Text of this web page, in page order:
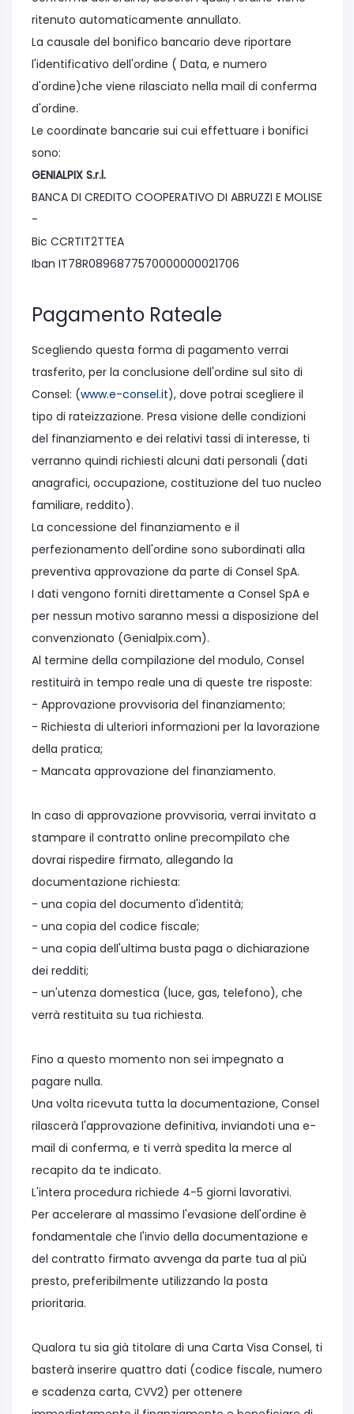
ritenuto automaticamente annullato.
La causale del bonifico bancario deve riportare
l'identificativo dell'ordine ( Data, e numero
d'ordine)che viene rilasciato nella mail di conferma
d'ordine.
Le coordinate bancarie sui cui effettuare i bonifici
sono:
GENIALPIX S.r.l.
BANCA DI CREDITO COOPERATIVO DI ABRUZZI E MOLISE
-
Bic CCRTIT2TTEA
Iban IT78R0896877570000000021706
Pagamento Rateale
Scegliendo questa forma di pagamento verrai
trasferito, per la conclusione dell'ordine sul sito di
Consel: (www.e-consel.it), dove potrai scegliere il
tipo di rateizzazione. Presa visione delle condizioni
del finanziamento e dei relativi tassi di interesse, ti
verranno quindi richiesti alcuni dati personali (dati
anagrafici, occupazione, costituzione del tuo nucleo
familiare, reddito).
La concessione del finanziamento e il
perfezionamento dell'ordine sono subordinati alla
preventiva approvazione da parte di Consel SpA.
I dati vengono forniti direttamente a Consel SpA e
per nessun motivo saranno messi a disposizione del
convenzionato (Genialpix.com).
Al termine della compilazione del modulo, Consel
restituirà in tempo reale una di queste tre risposte:
- Approvazione provvisoria del finanziamento;
- Richiesta di ulteriori informazioni per la lavorazione
della pratica;
- Mancata approvazione del finanziamento.
In caso di approvazione provvisoria, verrai invitato a
stampare il contratto online precompilato che
dovrai rispedire firmato, allegando la
documentazione richiesta:
- una copia del documento d'identità;
- una copia del codice fiscale;
- una copia dell'ultima busta paga o dichiarazione
dei redditi;
- un'utenza domestica (luce, gas, telefono), che
verrà restituita su tua richiesta.
Fino a questo momento non sei impegnato a
pagare nulla.
Una volta ricevuta tutta la documentazione, Consel
rilascerà l'approvazione definitiva, inviandoti una e-
mail di conferma, e ti verrà spedita la merce al
recapito da te indicato.
L'intera procedura richiede 4-5 giorni lavorativi.
Per accelerare al massimo l'evasione dell'ordine è
fondamentale che l'invio della documentazione e
del contratto firmato avvenga da parte tua al più
presto, preferibilmente utilizzando la posta
prioritaria.
Qualora tu sia già titolare di una Carta Visa Consel, ti
basterà inserire quattro dati (codice fiscale, numero
e scadenza carta, CVV2) per ottenere